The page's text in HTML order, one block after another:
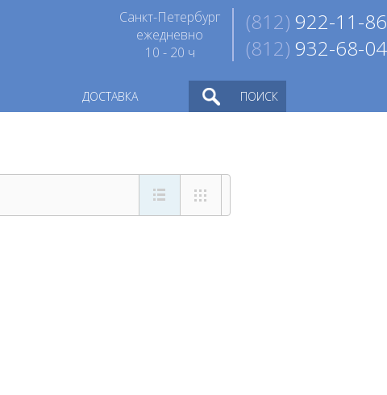
(812) 922-11-86
(812) 932-68-04
Санкт-Петербург
ежедневно
10 - 20 ч
ДОСТАВКА ПОИСК